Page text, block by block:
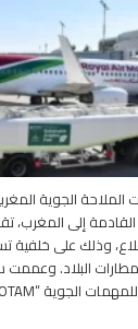
الجوية
القادمة إلى
وذلك على
البلاد. وعممت